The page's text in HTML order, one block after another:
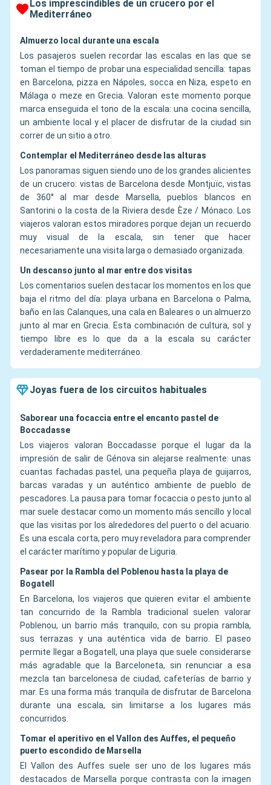
Los imprescindibles de un crucero por el
Mediterráneo
Almuerzo local durante una escala
Los pasajeros suelen recordar las escalas en las que se
toman el tiempo de probar una especialidad sencilla: tapas
en Barcelona, pizza en Nápoles, socca en Niza, espeto en
Málaga o meze en Grecia. Valoran este momento porque
marca enseguida el tono de la escala: una cocina sencilla,
un ambiente local y el placer de disfrutar de la ciudad sin
correr de un sitio a otro.
Contemplar el Mediterráneo desde las alturas
Los panoramas siguen siendo uno de los grandes alicientes
de un crucero: vistas de Barcelona desde Montjuïc, vistas
de 360° al mar desde Marsella, pueblos blancos en
Santorini o la costa de la Riviera desde Èze / Mónaco. Los
viajeros valoran estos miradores porque dejan un recuerdo
muy visual de la escala, sin tener que hacer
necesariamente una visita larga o demasiado organizada.
Un descanso junto al mar entre dos visitas
Los comentarios suelen destacar los momentos en los que
baja el ritmo del día: playa urbana en Barcelona o Palma,
baño en las Calanques, una cala en Baleares o un almuerzo
junto al mar en Grecia. Esta combinación de cultura, sol y
tiempo libre es lo que da a la escala su carácter
verdaderamente mediterráneo.
Joyas fuera de los circuitos habituales
Saborear una focaccia entre el encanto pastel de
Boccadasse
Los viajeros valoran Boccadasse porque el lugar da la
impresión de salir de Génova sin alejarse realmente: unas
cuantas fachadas pastel, una pequeña playa de guijarros,
barcas varadas y un auténtico ambiente de pueblo de
pescadores. La pausa para tomar focaccia o pesto junto al
mar suele destacar como un momento más sencillo y local
que las visitas por los alrededores del puerto o del acuario.
Es una escala corta, pero muy reveladora para comprender
el carácter marítimo y popular de Liguria.
Pasear por la Rambla del Poblenou hasta la playa de
Bogatell
En Barcelona, los viajeros que quieren evitar el ambiente
tan concurrido de la Rambla tradicional suelen valorar
Poblenou, un barrio más tranquilo, con su propia rambla,
sus terrazas y una auténtica vida de barrio. El paseo
permite llegar a Bogatell, una playa que suele considerarse
más agradable que la Barceloneta, sin renunciar a esa
mezcla tan barcelonesa de ciudad, cafeterías de barrio y
mar. Es una forma más tranquila de disfrutar de Barcelona
durante una escala, sin limitarse a los lugares más
concurridos.
Tomar el aperitivo en el Vallon des Auffes, el pequeño
puerto escondido de Marsella
El Vallon des Auffes suele ser uno de los lugares más
destacados de Marsella porque contrasta con la imagen